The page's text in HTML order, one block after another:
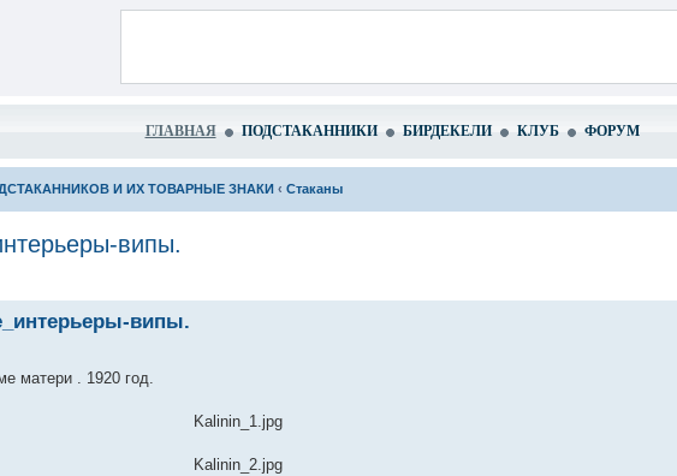
ГЛАВНАЯ ПОДСТАКАННИКИ БИРДЕКЕЛИ КЛУБ ФОРУМ
И ИХ ТОВАРНЫЕ ЗНАКИ ‹ Стаканы
випы.
випы.
матери . 1920 год.
Kalinin_1.jpg
Kalinin_2.jpg